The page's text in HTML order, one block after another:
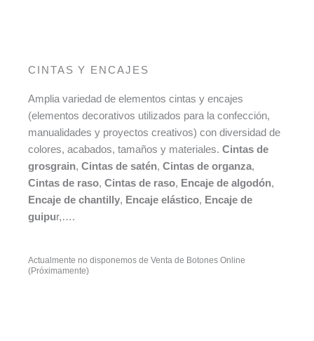
CINTAS Y ENCAJES
Amplia variedad de elementos cintas y encajes
(elementos decorativos utilizados para la confección,
manualidades y proyectos creativos) con diversidad de
colores, acabados, tamaños y materiales. Cintas de
grosgrain, Cintas de satén, Cintas de organza,
Cintas de raso, Cintas de raso, Encaje de algodón,
Encaje de chantilly, Encaje elástico, Encaje de
guipur,….
Actualmente no disponemos de Venta de Botones Online
(Próximamente)